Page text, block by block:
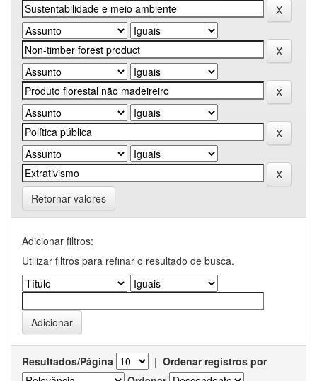
Retornar valores
Adicionar filtros:
Utilizar filtros para refinar o resultado de busca.
Resultados/Página | Ordenar registros por